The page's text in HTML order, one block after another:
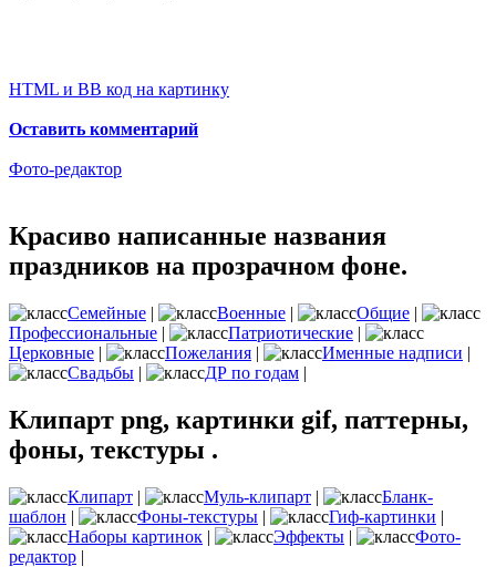
HTML и BB код на картинку
Оставить комментарий
Фото-редактор
Красиво написанные названия
праздников на прозрачном фоне.
Семейные | Военные | Общие |
Профессиональные | Патриотические |
Церковные | Пожелания | Именные надписи |
Свадьбы | ДР по годам |
Клипарт png, картинки gif, паттерны,
фоны, текстуры .
Клипарт | Муль-клипарт |
Бланк-
шаблон | Фоны-текстуры | Гиф-картинки |
Наборы картинок | Эффекты |
Фото-
редактор |